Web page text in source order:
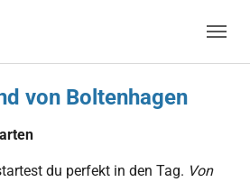
von Boltenhagen
du perfekt in den Tag. Von